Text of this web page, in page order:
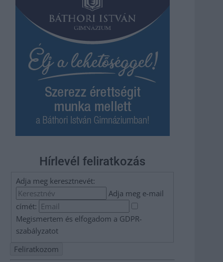
Hírlevél feliratkozás
Adja meg keresztnevét:
Adja meg e-mail
címét:
Megismertem és elfogadom a GDPR-
szabályzatot